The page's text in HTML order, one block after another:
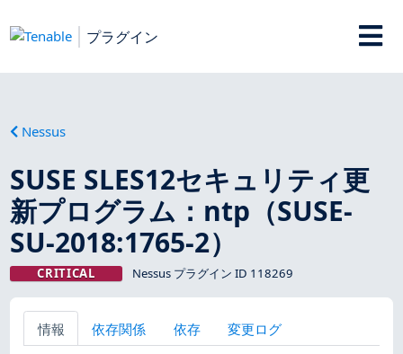
プラグイン
Nessus
SUSE SLES12セキュリティ更
新プログラム：ntp（SUSE-
SU-2018:1765-2）
CRITICAL Nessus プラグイン ID 118269
情報 依存関係 依存 変更ログ